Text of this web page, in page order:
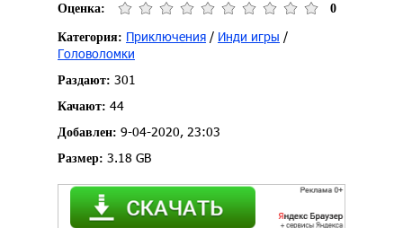
Оценка: 0
Категория: Приключения / Инди игры /
Головоломки
Раздают: 301
Качают: 44
Добавлен: 9-04-2020, 23:03
Размер: 3.18 GB